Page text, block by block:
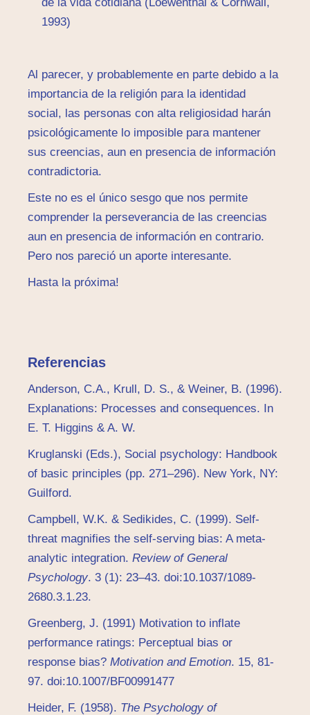
1993)
Al parecer, y probablemente en parte debido a la
importancia de la religión para la identidad
social, las personas con alta religiosidad harán
psicológicamente lo imposible para mantener
sus creencias, aun en presencia de información
contradictoria.
Este no es el único sesgo que nos permite
comprender la perseverancia de las creencias
aun en presencia de información en contrario.
Pero nos pareció un aporte interesante.
Hasta la próxima!
Referencias
Anderson, C.A., Krull, D. S., & Weiner, B. (1996).
Explanations: Processes and consequences. In
E. T. Higgins & A. W.
Kruglanski (Eds.), Social psychology: Handbook
of basic principles (pp. 271–296). New York, NY:
Guilford.
Campbell, W.K. & Sedikides, C. (1999). Self-
threat magnifies the self-serving bias: A meta-
analytic integration. Review of General
Psychology. 3 (1): 23–43. doi:10.1037/1089-
2680.3.1.23.
Greenberg, J. (1991) Motivation to inflate
performance ratings: Perceptual bias or
response bias? Motivation and Emotion. 15, 81-
97. doi:10.1007/BF00991477
Heider, F. (1958). The Psychology of